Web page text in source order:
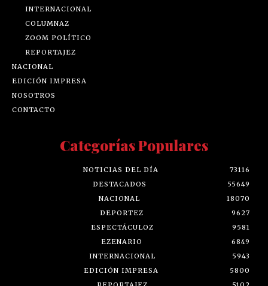
INTERNACIONAL
COLUMNAZ
ZOOM POLÍTICO
REPORTAJEZ
NACIONAL
EDICIÓN IMPRESA
NOSOTROS
CONTACTO
Categorías Populares
NOTICIAS DEL DÍA
73116
DESTACADOS
55649
NACIONAL
18070
DEPORTEZ
9627
ESPECTÁCULOZ
9581
EZENARIO
6849
INTERNACIONAL
5943
EDICIÓN IMPRESA
5800